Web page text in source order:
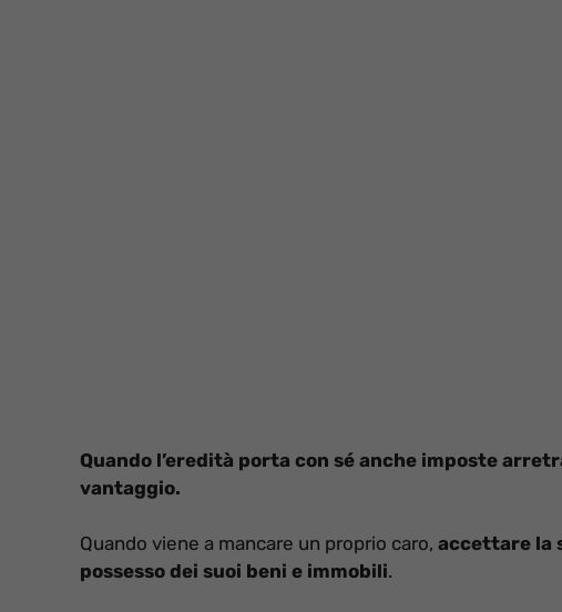
Quando l’eredità porta con sé anche imposte
vantaggio.
Quando viene a mancare un proprio caro, accettare la
possesso dei suoi beni e immobili.